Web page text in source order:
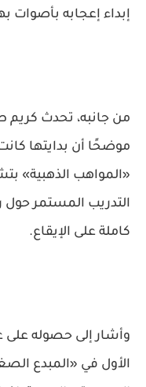
إبداء إعجابه
من جانبه، تحدث كريم
موضحًا أن بدايتها
«المواهب الذهبية»
التدريب المستمر
كاملة على الإيقاع.
وأشار إلى حصوله على
الأول في «المبدع